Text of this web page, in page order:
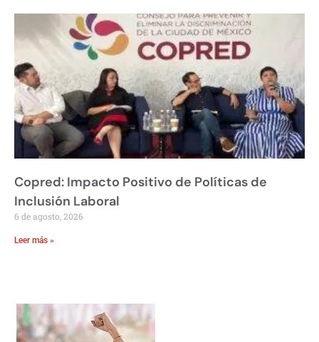
Copred: Impacto Positivo de Políticas de
Inclusión Laboral
6 de agosto, 2026
Leer más »